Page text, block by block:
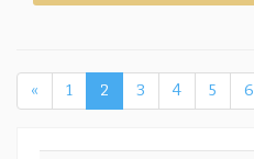
« 1 2 3 4 5 6